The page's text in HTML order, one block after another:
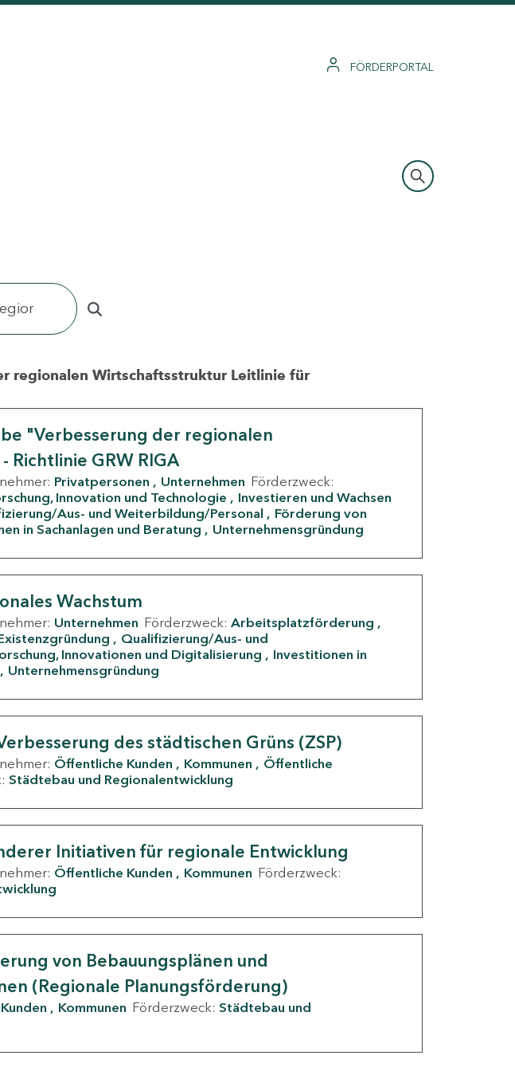
FÖRDERPORTAL
regionalen Wirtschaftsstruktur Leitlinie für
"Verbesserung der regionalen
GRW RIGA
Privatpersonen Unternehmen Förderzweck:
Innovation und Technologie
Investieren und Wachsen
Aus- und Weiterbildung/Personal
Förderung von
in Sachanlagen und Beratung Unternehmensgründung
Wachstum
Unternehmen Förderzweck: Arbeitsplatzförderung
Qualifizierung/Aus- und
Innovationen und Digitalisierung
Investitionen in
Unternehmensgründung
des städtischen Grüns (ZSP)
Öffentliche Kunden Kommunen
Öffentliche
Städtebau und Regionalentwicklung
Initiativen für regionale Entwicklung
Öffentliche Kunden Kommunen Förderzweck:
von Bebauungsplänen und
(Regionale Planungsförderung)
Kommunen Förderzweck: Städtebau und